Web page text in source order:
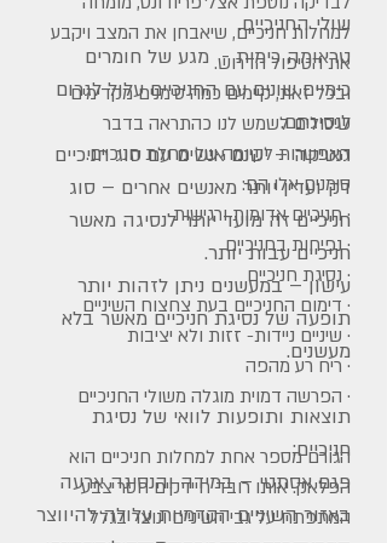
למחלות חניכיים, שיאבחן את המצב ויקבע
את הטיפול הדרוש.
ובכל זאת, קיימים כמה סימנים מקדימים
שיכולים לשמש לנו כהתראה בדבר
האפשרות לקיומה של מחלת חניכיים.
סימנים אלו הם:
· חניכיים אדומות ורגישות
· נפיחות בחניכיים
· נסיגת חניכיים
· דימום החניכיים בעת צחצוח השיניים
· שיניים ניידות- זזות ולא יציבות
· ריח רע מהפה
· הפרשה דמוית מוגלה משולי החניכיים
הגורם מספר אחת למחלות חניכיים הוא
הפלאק. אותו רובד חיידקים חסר צבע
המתפתח על גבי השיניים ונוצר בגלל
שולי החניכיים.
טראומה כימית - מגע של חומרים
כימיים שונים עם החניכיים עלול לגרום
לנסיגתם.
גנטיקה – ישנם אנשים עם סוג חניכיים
דק ועדין יותר מאנשים אחרים – סוג
חניכיים זה מועד יותר לנסיגה מאשר
חניכיים עבות יותר.
עישון – במעשנים ניתן לזהות יותר
תופעה של נסיגת חניכיים מאשר בלא
מעשנים.
תוצאות ותופעות לוואי של נסיגת
חניכיים:
פגם אסתטי – במידה והנסיגה ארעה
באזור השיניים הקדמיות עלולה להיווצר